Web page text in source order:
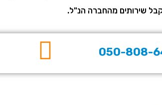
שירותים מהחברה הנ"ל.